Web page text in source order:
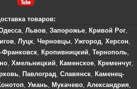
товаров:
, Львов, Запорожье, Кривой Рог,
, Луцк, Черновцы, Ужгород, Херсон,
Франковск, Кропивницкий, Тернополь,
, Хмельницкий, Каменское, Кременчуг,
, Павлоград, Славянск, Каменец-
, Умань, Мукачево, Александрия,